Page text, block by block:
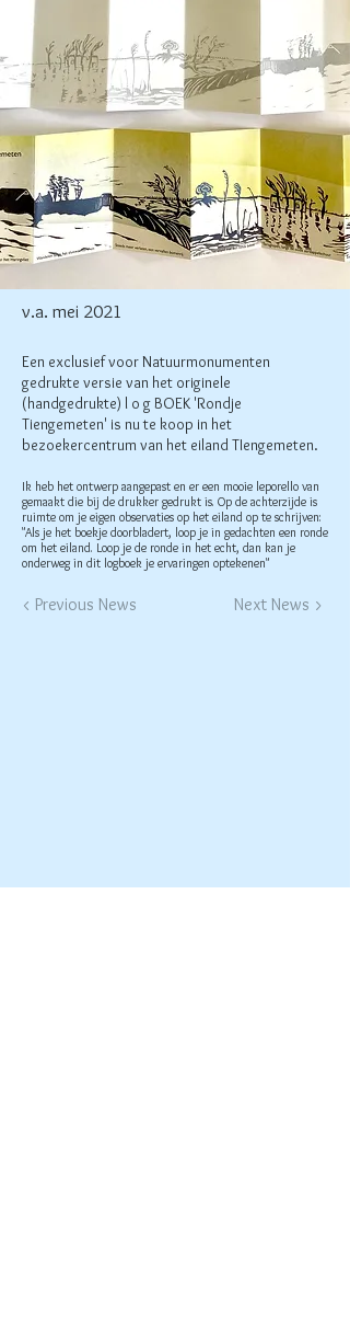
v.a. mei 2021
Een exclusief voor Natuurmonumenten
gedrukte versie van het originele
(handgedrukte) l o g BOEK 'Rondje
Tiengemeten' is nu te koop in het
bezoekercentrum van het eiland TIengemeten.
Ik heb het ontwerp aangepast en er een mooie leporello van
gemaakt die bij de drukker gedrukt is. Op de achterzijde is
ruimte om je eigen observaties op het eiland op te schrijven:
"Als je het boekje doorbladert, loop je in gedachten een ronde
om het eiland. Loop je de ronde in het echt, dan kan je
onderweg in dit logboek je ervaringen optekenen"
< Previous News Next News >